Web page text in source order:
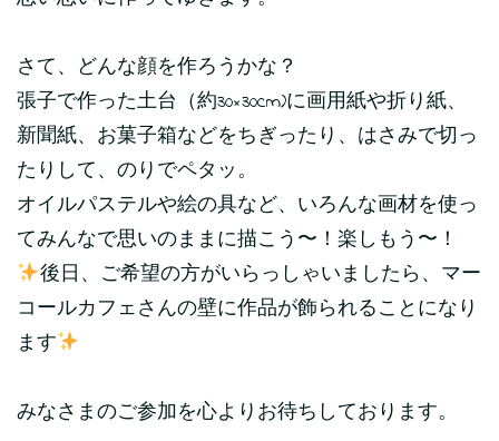
さて、どんな顔を作ろうかな？
張子で作った土台（約30×30cm)に画用紙や折り紙、
新聞紙、お菓子箱などをちぎったり、はさみで切っ
たりして、のりでペタッ。
オイルパステルや絵の具など、いろんな画材を使っ
てみんなで思いのままに描こう〜！楽しもう〜！
後日、ご希望の方がいらっしゃいましたら、マー
コールカフェさんの壁に作品が飾られることになり
ます
みなさまのご参加を心よりお待ちしております。